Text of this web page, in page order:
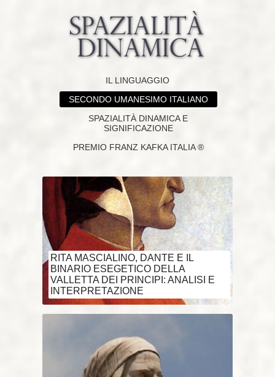
IL LINGUAGGIO
SECONDO UMANESIMO ITALIANO
SPAZIALITÀ DINAMICA E
SIGNIFICAZIONE
PREMIO FRANZ KAFKA ITALIA ®
RITA MASCIALINO, DANTE E IL
BINARIO ESEGETICO DELLA
VALLETTA DEI PRINCIPI: ANALISI E
INTERPRETAZIONE